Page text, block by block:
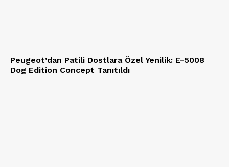
Peugeot’dan Patili Dostlara Özel Yenilik: E-5008
Dog Edition Concept Tanıtıldı